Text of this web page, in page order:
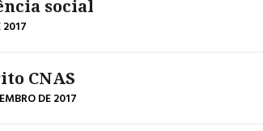
social
2017
CNAS
DE 2017